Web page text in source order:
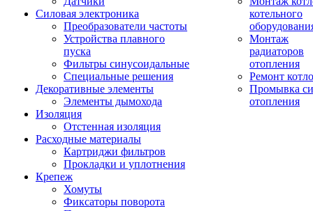
Силовая электроника
Преобразователи частоты
Устройства плавного
пуска
Фильтры синусоидальные
Специальные решения
Декоративные элементы
Элементы дымохода
Изоляция
Отстенная изоляция
Расходные материалы
Картриджи фильтров
Прокладки и уплотнения
Крепеж
Хомуты
Фиксаторы поворота
котельного
Монтаж
радиаторов
отопления
Ремонт
Промывка
отопления